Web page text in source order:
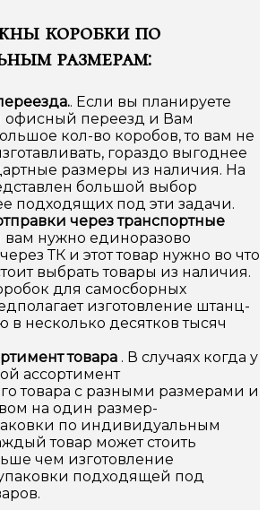
коробки по
размерам:
. Если вы планируете
офисный переезд и Вам
кол-во коробов, то вам не
гораздо выгоднее
размеры из наличия. На
большой выбор
подходящих под эти задачи.
через транспортные
вам нужно единоразово
ТК и этот товар нужно во что
выбрать товары из наличия.
для самосборных
изготовление штанц-
в несколько десятков тысяч
товара . В случаях когда у
ассортимент
товара с разными размерами и
на один размер-
по индивидуальным
товар может стоить
чем изготовление
подходящей под